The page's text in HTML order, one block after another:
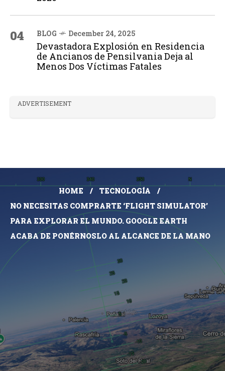
04 BLOG December 24, 2025
Devastadora Explosión en Residencia
de Ancianos de Pensilvania Deja al
Menos Dos Víctimas Fatales
ADVERTISEMENT
HOME
TECNOLOGÍA
NO NECESITAS COMPRARTE ‘FLIGHT SIMULATOR’
PARA EXPLORAR EL MUNDO. GOOGLE EARTH
ACABA DE PONÉRNOSLO AL ALCANCE DE LA MANO